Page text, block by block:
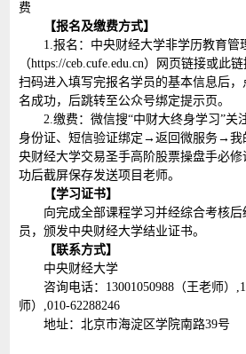
费
【报名及缴费方式】
1.报名：中央财经大学非学历教育管
（https://ceb.cufe.edu.cn）网页链接或此
扫码进入填写完报名学员的基本信息后，
名成功，后跳转至公众号绑定提示页。
2.缴费：微信搜“中财大终身学习”
身份证、短信验证绑定→返回微服务→
央财经大学交易圣手高阶股票操盘手必
功后截屏保存发送项目老师。
【学习证书】
向完成全部课程学习并经综合考核
员，颁发中央财经大学结业证书。
【联系方式】
中央财经大学
咨询电话：13001050988（王老师）
师）,010-62288246
地址：北京市海淀区学院南路39号